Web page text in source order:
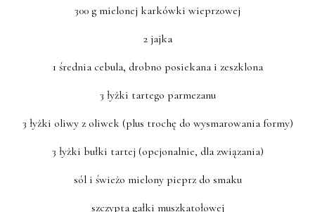
300 g mielonej karkówki wieprzowej
2 jajka
1 średnia cebula, drobno posiekana i zeszklona
3 łyżki tartego parmezanu
3 łyżki oliwy z oliwek (plus trochę do wysmarowania formy)
3 łyżki bułki tartej (opcjonalnie, dla związania)
sól i świeżo mielony pieprz do smaku
szczypta gałki muszkatołowej